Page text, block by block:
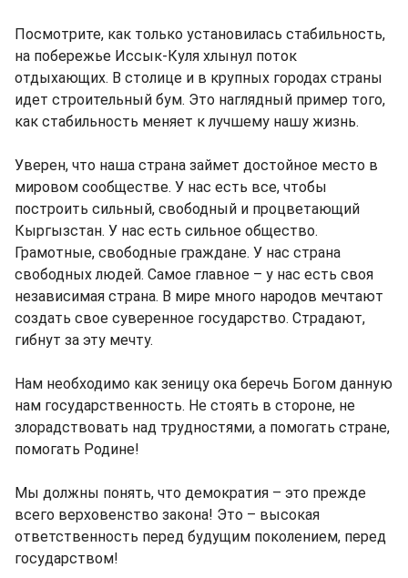
Посмотрите, как только установилась стабильность,
на побережье Иссык-Куля хлынул поток
отдыхающих. В столице и в крупных городах страны
идет строительный бум. Это наглядный пример того,
как стабильность меняет к лучшему нашу жизнь.
Уверен, что наша страна займет достойное место в
мировом сообществе. У нас есть все, чтобы
построить сильный, свободный и процветающий
Кыргызстан. У нас есть сильное общество.
Грамотные, свободные граждане. У нас страна
свободных людей. Самое главное – у нас есть своя
независимая страна. В мире много народов мечтают
создать свое суверенное государство. Страдают,
гибнут за эту мечту.
Нам необходимо как зеницу ока беречь Богом данную
нам государственность. Не стоять в стороне, не
злорадствовать над трудностями, а помогать стране,
помогать Родине!
Мы должны понять, что демократия – это прежде
всего верховенство закона! Это – высокая
ответственность перед будущим поколением, перед
государством!